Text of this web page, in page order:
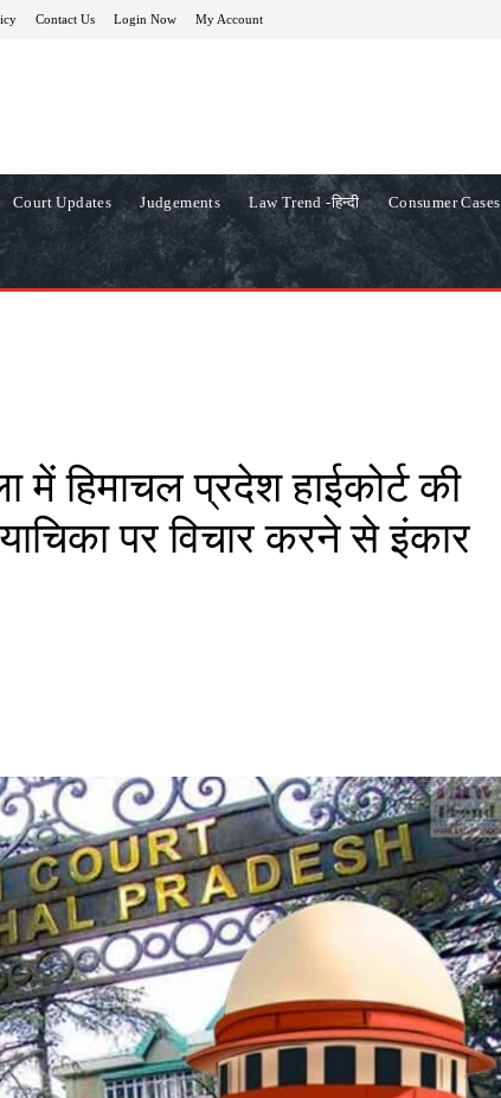
Contact Us Login Now My Account
Court Updates Judgements Law Trend -हिन्दी Consumer Cases
में हिमाचल प्रदेश हाईकोर्ट की
पर विचार करने से इंकार